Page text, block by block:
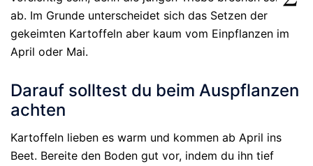
ab. Im Grunde unterscheidet sich das Setzen der
gekeimten Kartoffeln aber kaum vom Einpflanzen im
April oder Mai.
Darauf solltest du beim Auspflanzen
achten
Kartoffeln lieben es warm und kommen ab April ins
Beet. Bereite den Boden gut vor, indem du ihn tief